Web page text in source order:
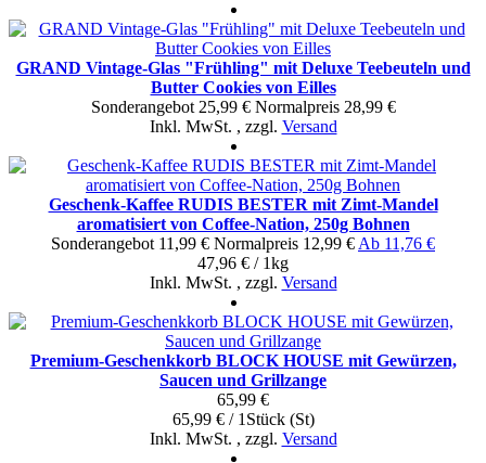
GRAND Vintage-Glas "Frühling" mit Deluxe Teebeuteln und
Butter Cookies von Eilles
Sonderangebot 25,99 € Normal­preis 28,99 €
Inkl. MwSt. , zzgl. Versand
Geschenk-Kaffee RUDIS BESTER mit Zimt-Mandel
aromatisiert von Coffee-Nation, 250g Bohnen
Sonderangebot 11,99 € Normal­preis 12,99 € Ab 11,76 €
47,96 € / 1kg
Inkl. MwSt. , zzgl. Versand
Premium-Geschenkkorb BLOCK HOUSE mit Gewürzen,
Saucen und Grillzange
65,99 €
65,99 € / 1Stück (St)
Inkl. MwSt. , zzgl. Versand